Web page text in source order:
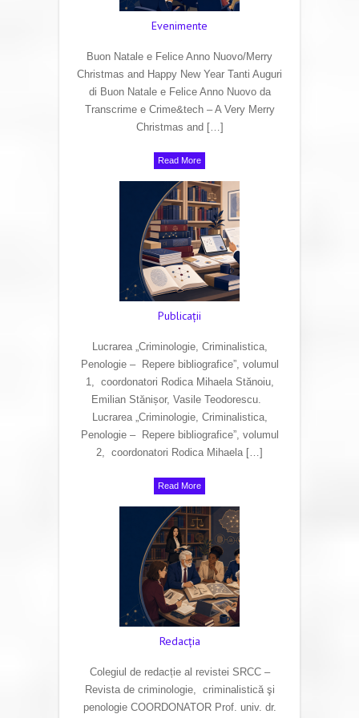
Evenimente
Buon Natale e Felice Anno Nuovo/Merry
Christmas and Happy New Year Tanti Auguri
di Buon Natale e Felice Anno Nuovo da
Transcrime e Crime&tech – A Very Merry
Christmas and […]
Read More
Publicaţii
Lucrarea „Criminologie, Criminalistica,
Penologie – Repere bibliografice”, volumul
1, coordonatori Rodica Mihaela Stănoiu,
Emilian Stănișor, Vasile Teodorescu.
Lucrarea „Criminologie, Criminalistica,
Penologie – Repere bibliografice”, volumul
2, coordonatori Rodica Mihaela […]
Read More
Redacţia
Colegiul de redacție al revistei SRCC –
Revista de criminologie, criminalistică şi
penologie COORDONATOR Prof. univ. dr.